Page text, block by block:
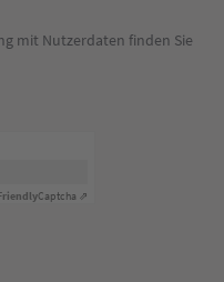
mit Nutzerdaten finden Sie
Captcha ⇗